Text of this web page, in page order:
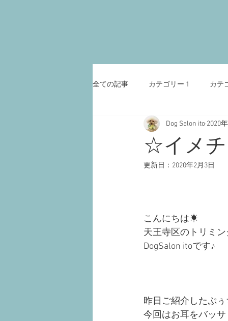
全ての記事 カテゴリー 1 カテ
☆イメ
Dog Salon ito 2020
更新日： 2020年2月3日
こんにちは☀︎
天王寺区のトリミ
DogSalon itoです♪
昨日ご紹介したぷぅ
今回はお耳をバッ